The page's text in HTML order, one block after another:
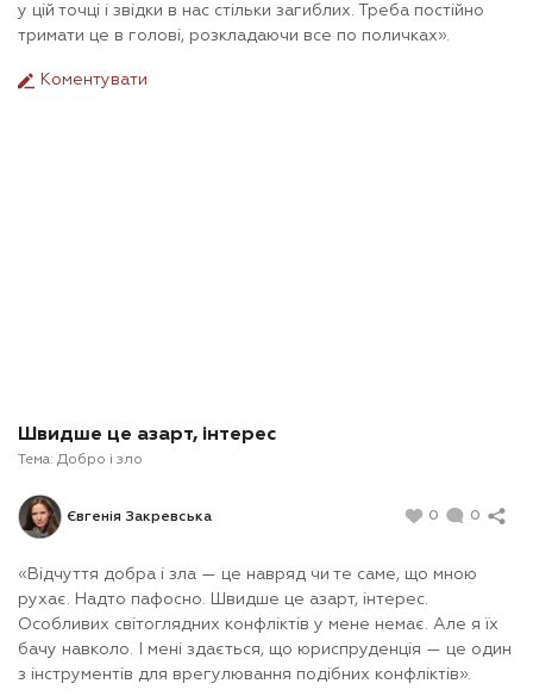
у цій точці і звідки в нас стільки загиблих. Треба постійно
тримати це в голові, розкладаючи все по поличках».
Коментувати
Швидше це азарт, інтерес
Тема: Добро і зло
Євгенія Закревська 0 0
«Відчуття добра і зла — це навряд чи те саме, що мною
рухає. Надто пафосно. Швидше це азарт, інтерес.
Особливих світоглядних конфліктів у мене немає. Але я їх
бачу навколо. І мені здається, що юриспруденція — це один
з інструментів для врегулювання подібних конфліктів».